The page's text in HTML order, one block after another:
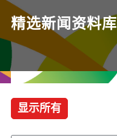
精选新闻资料库
显示所有